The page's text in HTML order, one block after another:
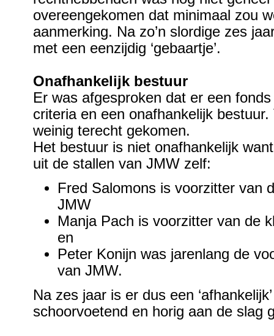
overeengekomen dat minimaal zou
aanmerking. Na zo’n slordige zes
met een eenzijdig ‘gebaartje’.
Onafhankelijk bestuur
Er was afgesproken dat er een
criteria en een onafhankelijk
weinig terecht gekomen.
Het bestuur is niet onafhankelijk
uit de stallen van JMW zelf:
Fred Salomons is voorzitter van
JMW
Manja Pach is voorzitter van de
en
Peter Konijn was jarenlang de
van JMW.
Na zes jaar is er dus een
schoorvoetend en horig aan de slag